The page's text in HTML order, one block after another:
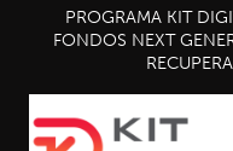
PROGRAMA KIT
FONDOS NEXT